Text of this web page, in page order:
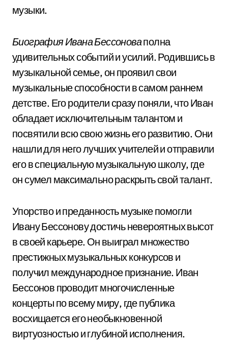
музыки.
Биография Ивана Бессоноваполна
удивительных событий и усилий. Родившись в
музыкальной семье, он проявил свои
музыкальные способности в самом раннем
детстве. Его родители сразу поняли, что Иван
обладает исключительным талантом и
посвятили всю свою жизнь его развитию. Они
нашли для него лучших учителей и отправили
его в специальную музыкальную школу, где
он сумел максимально раскрыть свой талант.
Упорство и преданность музыке помогли
Ивану Бессонову достичь невероятных высот
в своей карьере. Он выиграл множество
престижных музыкальных конкурсов и
получил международное признание. Иван
Бессонов проводит многочисленные
концерты по всему миру, где публика
восхищается его необыкновенной
виртуозностью и глубиной исполнения.